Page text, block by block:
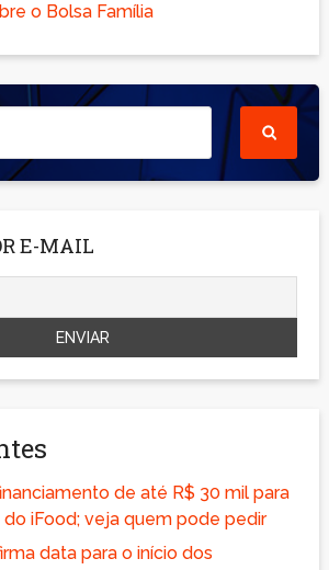
o Bolsa Família
E-MAIL
de até R$ 30 mil para
iFood; veja quem pode pedir
data para o início dos